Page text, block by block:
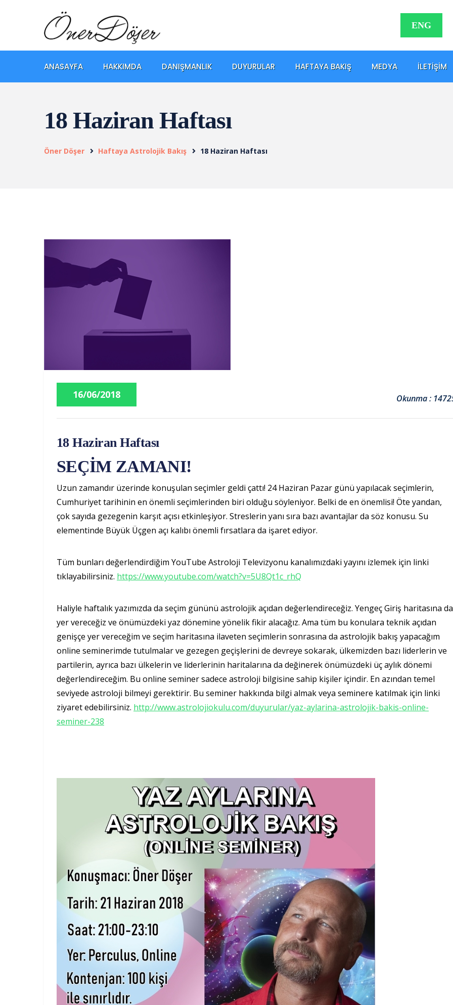
ENG
ANASAYFA HAKKIMDA DANIŞMANLIK DUYURULAR HAFTAYA BAKIŞ MEDYA İLETIŞIM
18 Haziran Haftası
Öner Döşer Haftaya Astrolojik Bakış 18 Haziran Haftası
16/06/2018 Okunma :
18 Haziran Haftası
SEÇİM ZAMANI!
Uzun zamandır üzerinde konuşulan seçimler geldi çattı! 24 Haziran Pazar günü yapılacak seçimlerin,
Cumhuriyet tarihinin en önemli seçimlerinden biri olduğu söyleniyor. Belki de en önemlisi! Öte yandan,
çok sayıda gezegenin karşıt açısı etkinleşiyor. Streslerin yanı sıra bazı avantajlar da söz konusu. Su
elementinde Büyük Üçgen açı kalıbı önemli fırsatlara da işaret ediyor.
Tüm bunları değerlendirdiğim YouTube Astroloji Televizyonu kanalımızdaki yayını izlemek için linki
tıklayabilirsiniz. https://www.youtube.com/watch?v=5U8Qt1c_rhQ
Haliyle haftalık yazımızda da seçim gününü astrolojik açıdan değerlendireceğiz. Yengeç Giriş haritasına da
yer vereceğiz ve önümüzdeki yaz dönemine yönelik fikir alacağız. Ama tüm bu konulara teknik açıdan
genişçe yer vereceğim ve seçim haritasına ilaveten seçimlerin sonrasına da astrolojik bakış yapacağım
online seminerimde tutulmalar ve gezegen geçişlerini de devreye sokarak, ülkemizden bazı liderlerin ve
partilerin, ayrıca bazı ülkelerin ve liderlerinin haritalarına da değinerek önümüzdeki üç aylık dönemi
değerlendireceğim. Bu online seminer sadece astroloji bilgisine sahip kişiler içindir. En azından temel
seviyede astroloji bilmeyi gerektirir. Bu seminer hakkında bilgi almak veya seminere katılmak için linki
ziyaret edebilirsiniz. http://www.astrolojiokulu.com/duyurular/yaz-aylarina-astrolojik-bakis-online-
seminer-238